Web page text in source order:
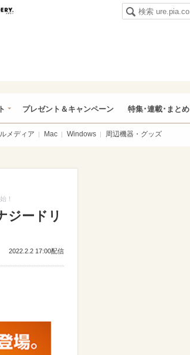
肉
プレゼント＆キャンペーン 特集･連載･まとめ
メディア Mac Windows 周辺機器・グッズ
！
ジードリ
2022.2.2 17:00配信